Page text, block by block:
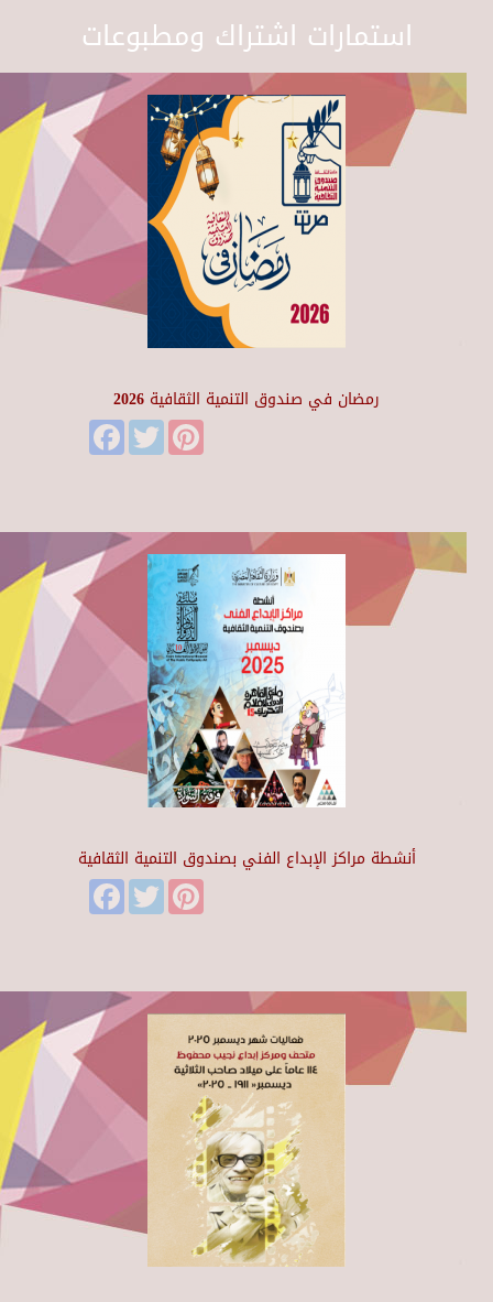
استمارات اشتراك ومطبوعات
رمضان في صندوق التنمية الثقافية 2026
FacebookTwitter
أنشطة مراكز الإبداع الفني بصندوق التنمية الثقافية
FacebookTwitter